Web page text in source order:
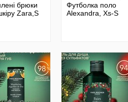
брюки
Zara,S
Футболка поло
Alexandra, Xs-S